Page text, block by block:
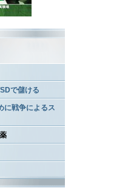
で儲ける
に戦争によるス